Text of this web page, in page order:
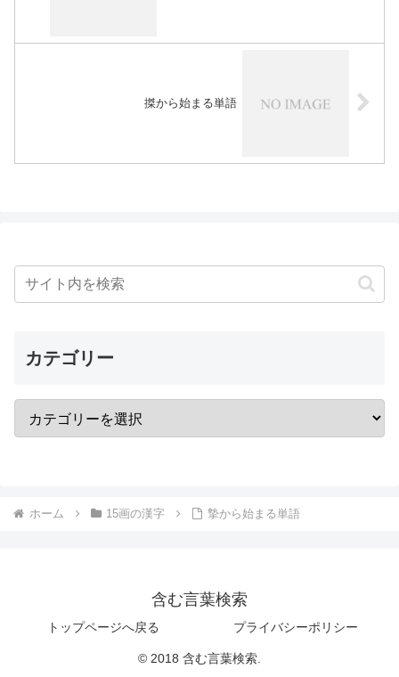
搩から始まる単語
カテゴリー
ホーム 15画の漢字 摯から始まる単語
含む言葉検索
トップページへ戻る プライバシーポリシー
© 2018 含む言葉検索.